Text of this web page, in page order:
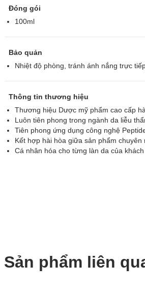
Đóng gói
100ml
Bảo quản
Nhiệt độ phòng, tránh ánh nắng trực
Thông tin thương hiệu
Thương hiệu Dược mỹ phẩm cao cấp
Luôn tiên phong trong ngành da liễu
Tiên phong ứng dụng công nghệ
Kết hợp hài hòa giữa sản phẩm
Cá nhân hóa cho từng làn da của
Sản phẩm liên